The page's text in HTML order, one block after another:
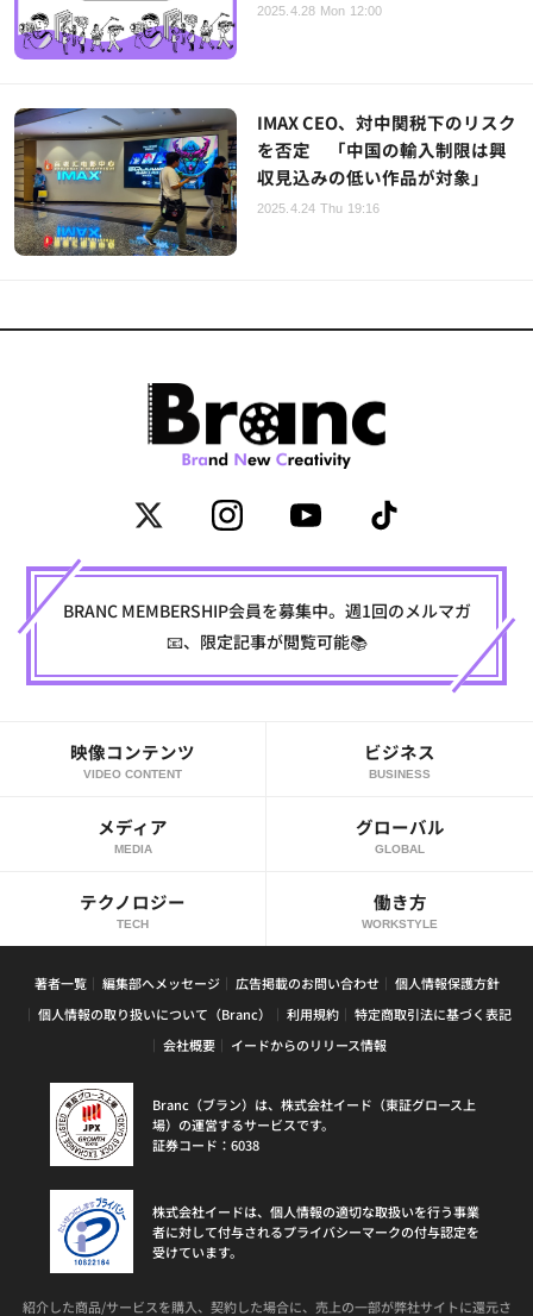
2025.4.28 Mon 12:00
IMAX CEO、対中関税下のリスク
を否定 「中国の輸入制限は興
収見込みの低い作品が対象」
2025.4.24 Thu 19:16
BRANC MEMBERSHIP会員を募集中。週1回のメルマガ
📧、限定記事が閲覧可能📚
映像コンテンツ
VIDEO CONTENT
ビジネス
BUSINESS
メディア
MEDIA
グローバル
GLOBAL
テクノロジー
TECH
働き方
WORKSTYLE
著者一覧 編集部へメッセージ 広告掲載のお問い合わせ
個人情報保護方針
個人情報の取り扱いについて（Branc）
利用規約
特定商取引法に基づく表記
会社概要
イードからのリリース情報
Branc（ブラン）は、株式会社イード（東証グロース上
場）の運営するサービスです。
証券コード：6038
株式会社イードは、個人情報の適切な取扱いを行う事業
者に対して付与されるプライバシーマークの付与認定を
受けています。
紹介した商品/サービスを購入、契約した場合に、売上の一部が弊社サイトに還元さ